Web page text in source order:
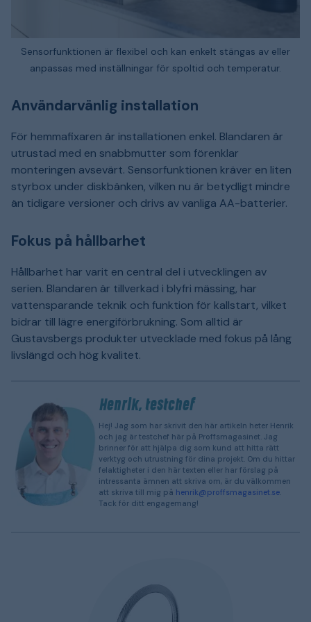
Sensorfunktionen är flexibel och kan enkelt stängas av eller
anpassas med inställningar för spoltid och temperatur.
Användarvänlig installation
För hemmafixaren är installationen enkel. Blandaren är
utrustad med en snabbmutter som förenklar
monteringen avsevärt. Sensorfunktionen kräver en liten
styrbox under diskbänken, vilken nu är betydligt mindre
än tidigare versioner och drivs av vanliga AA-batterier.
Fokus på hållbarhet
Hållbarhet har varit en central del i utvecklingen av
serien. Blandaren är tillverkad i blyfri mässing, har
vattensparande teknik och funktion för kallstart, vilket
bidrar till lägre energiförbrukning. Som alltid är
Gustavsbergs produkter utvecklade med fokus på lång
livslängd och hög kvalitet.
Henrik, testchef
Hej! Jag som har skrivit den här artikeln heter Henrik
och jag är testchef här på Proffsmagasinet. Jag
brinner för att hjälpa dig som kund att hitta rätt
verktyg och utrustning för dina projekt. Om du hittar
felaktigheter i den här texten eller har förslag på
intressanta ämnen att skriva om, är du välkommen
att skriva till mig på henrik@proffsmagasinet.se
Tack för ditt engagemang!